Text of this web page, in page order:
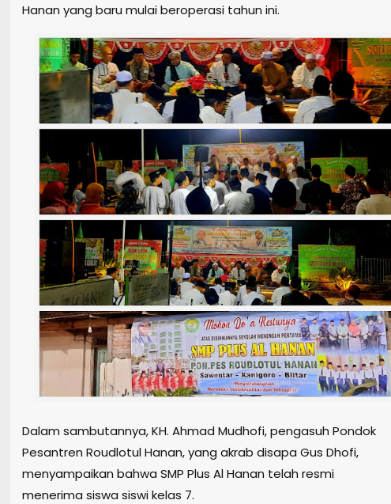
Hanan yang baru mulai beroperasi tahun ini.
Dalam sambutannya, KH. Ahmad Mudhofi, pengasuh Pondok
Pesantren Roudlotul Hanan, yang akrab disapa Gus Dhofi,
menyampaikan bahwa SMP Plus Al Hanan telah resmi
menerima siswa siswi kelas 7.